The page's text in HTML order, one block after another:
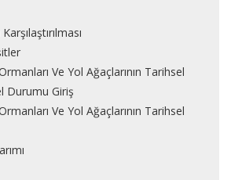
Ve Yol Ağaçlarının Tarihsel
Durumu Giriş
Ve Yol Ağaçlarının Tarihsel